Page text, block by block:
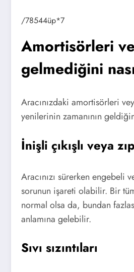
/78544üp*7
Amortisörleri
gelmediğini
Aracınızdaki amortisörleri
yenilerinin zamanının
İnişli çıkışlı veya
Aracınızı sürerken engebeli
sorunun işareti olabilir. Bir
normal olsa da, bundan
anlamına gelebilir.
Sıvı sızıntıları